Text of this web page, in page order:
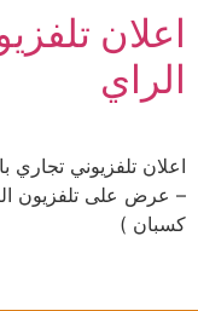
اعلان
الراي
اعلان تلفزيوني تجاري
– عرض على تلفزيون
كسبان )